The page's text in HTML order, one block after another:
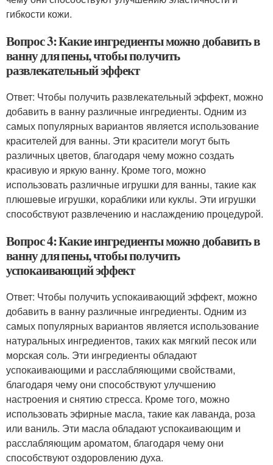
гибкости кожи.
Вопрос 3: Какие ингредиенты можно добавить в
ванну для пены, чтобы получить
развлекательный эффект
Ответ: Чтобы получить развлекательный эффект, можно
добавить в ванну различные ингредиенты. Одним из
самых популярных вариантов является использование
красителей для ванны. Эти красители могут быть
различных цветов, благодаря чему можно создать
красивую и яркую ванну. Кроме того, можно
использовать различные игрушки для ванны, такие как
плюшевые игрушки, кораблики или куклы. Эти игрушки
способствуют развлечению и наслаждению процедурой.
Вопрос 4: Какие ингредиенты можно добавить в
ванну для пены, чтобы получить
успокаивающий эффект
Ответ: Чтобы получить успокаивающий эффект, можно
добавить в ванну различные ингредиенты. Одним из
самых популярных вариантов является использование
натуральных ингредиентов, таких как мягкий песок или
морская соль. Эти ингредиенты обладают
успокаивающими и расслабляющими свойствами,
благодаря чему они способствуют улучшению
настроения и снятию стресса. Кроме того, можно
использовать эфирные масла, такие как лаванда, роза
или ваниль. Эти масла обладают успокаивающим и
расслабляющим ароматом, благодаря чему они
способствуют оздоровлению духа.